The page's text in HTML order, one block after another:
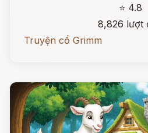
⭐ 4.8
8,826 lượt
Truyện cổ Grimm